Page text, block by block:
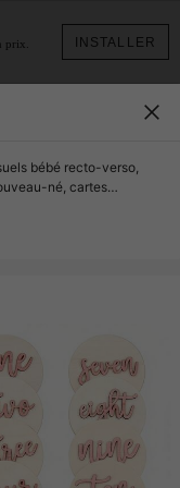
INSTALLER
prix.
bébé recto-verso,
né, cartes
panneaux en bois
parents et à la